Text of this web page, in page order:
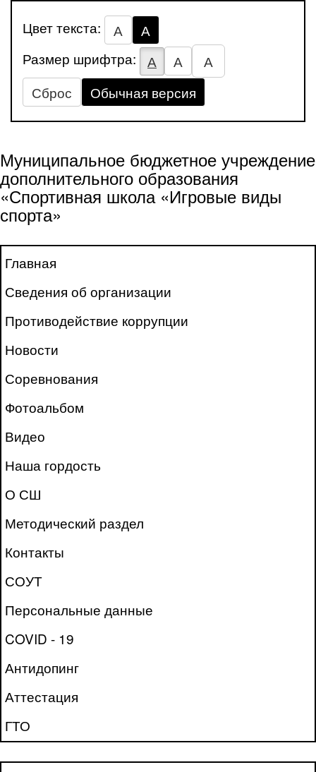
Цвет текста: А
А
Размер шрифтра:
А А
А
Сброс
Обычная версия
Муниципальное бюджетное учреждение
дополнительного образования
«Спортивная школа «Игровые виды
спорта»
Главная
Сведения об организации
Противодействие коррупции
Новости
Соревнования
Фотоальбом
Видео
Наша гордость
О СШ
Методический раздел
Контакты
СОУТ
Персональные данные
COVID - 19
Антидопинг
Аттестация
ГТО